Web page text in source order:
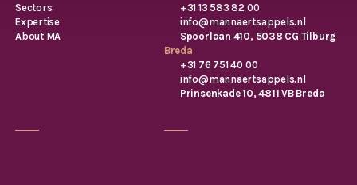
Sectors
Expertise
About MA
+31 13 583 82 00
info@mannaertsappels.nl
Spoorlaan 410, 5038 CG Tilburg
Breda
+31 76 751 40 00
info@mannaertsappels.nl
Prinsenkade 10, 4811 VB Breda